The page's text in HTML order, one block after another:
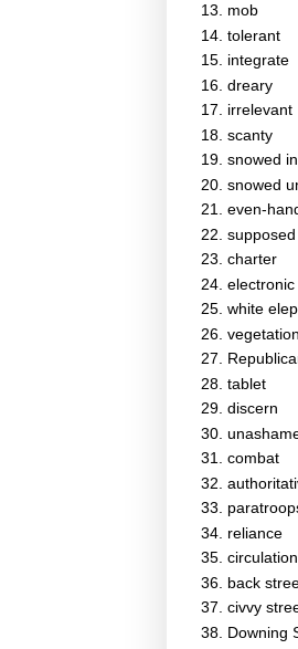
mob
tolerant
integrate
dreary
irrelevant
scanty
snowed in
snowed
even-
supposed
charter
electronic
white
vegetation
tablet
discern
combat
reliance
circulation
back
civvy
Downing